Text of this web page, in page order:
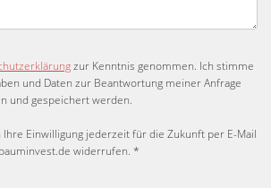
zur Kenntnis genommen. Ich stimme
und Daten zur Beantwortung meiner Anfrage
und gespeichert werden.
Ihre Einwilligung jederzeit für die Zukunft per E-Mail
widerrufen. *